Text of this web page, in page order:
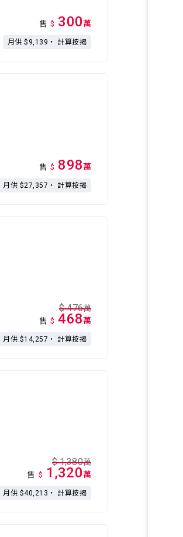
售 $ 300萬
月供 $9,139・ 計算按揭
售 $ 898萬
月供 $27,357・ 計算按揭
$ 476萬
售 $ 468萬
月供 $14,257・ 計算按揭
$ 1,380萬
售 $ 1,320萬
月供 $40,213・ 計算按揭